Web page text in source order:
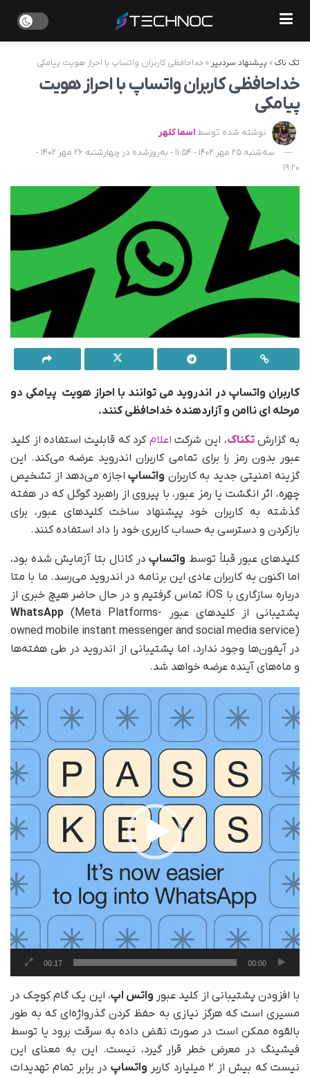
تک ناک» پیشنهاد سردبیر » خداحافظی کاربران واتساپ با احراز هویت پیامکی
خداحافظی کاربران واتساپ با احراز هویت
پیامکی
نوشته شده توسط اسما کلهر
سه‌شنبه 25 مهر 1402 - 11:54 - به‌روزشده در چهارشنبه 26 مهر 1402 -
19:20
کاربران واتساپ در اندروید می توانند با احراز هویت پیامکی دو
مرحله ای ناامن و آزاردهنده خداحافظی کنند.
به گزارشتکناک، این شرکت اعلام کرد که قابلیت استفاده از کلید
عبور بدون رمز را برای تمامی کاربران اندروید عرضه می‌کند. این
گزینه امنیتی جدید به کاربران واتساپاجازه می‌دهد از تشخیص
چهره، اثر انگشت یا رمز عبور، با پیروی از راهبرد گوگل که در هفته
گذشته به کاربران خود پیشنهاد ساخت کلیدهای عبور، برای
بازکردن و دسترسی به حساب کاربری خود را داد استفاده کنند.
کلیدهای عبور قبلاً توسط واتساپدر کانال بتا آزمایش شده بود،
اما اکنون به کاربران عادی این برنامه در اندروید می‌رسد. ما با متا
درباره سازگاری با iOS تماس گرفتیم و در حال حاضر هیچ خبری از
پشتیبانی از کلیدهای عبور
WhatsApp (Meta Platforms-
owned mobile instant messenger and social media service)
در آیفون‌ها وجود ندارد، اما پشتیبانی از اندروید در طی هفته‌ها
و ماه‌های آینده عرضه خواهد شد.
نمایشگر
ویدیو
00:00
00:17
با افزودن پشتیبانی از کلید عبور واتس اپ، این یک گام کوچک در
مسیری است که هرگز نیازی به حفظ کردن گذرواژه‌ای که به طور
بالقوه ممکن است در صورت نقض داده به سرقت برود یا توسط
فیشینگ در معرض خطر قرار گیرد، نیست. این به معنای این
نیست که بیش از ۲ میلیارد کاربر
واتساپدر برابر تمام تهدیدات